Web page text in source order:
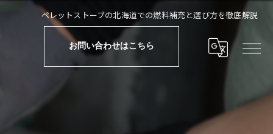
ペレットストーブの北海道での燃料補充と選び方を徹底解説
お問い合わせはこちら